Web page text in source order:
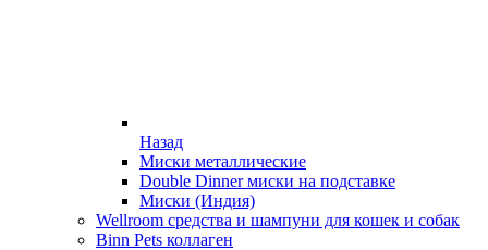
Назад
Миски металлические
Double Dinner миски на подставке
Миски (Индия)
Wellroom средства и шампуни для кошек и собак
Binn Pets коллаген